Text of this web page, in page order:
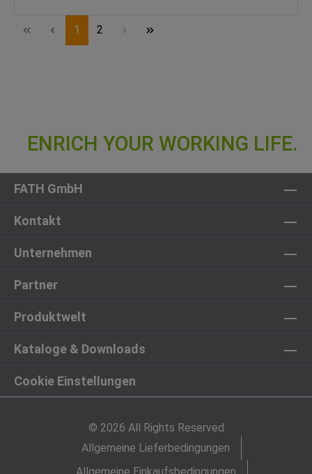
Seite
1 Seite
2
FATH GmbH
Kontakt
Unternehmen
Partner
Produktwelt
Kataloge & Downloads
Cookie Einstellungen
© 2026 All Rights Reserved
Allgemeine Lieferbedingungen